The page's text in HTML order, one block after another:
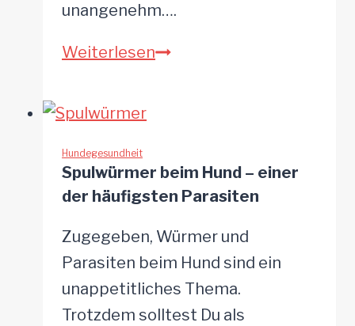
unangenehm….
WeiterlesenHakenwürmer
Gast
im
Darm
Hundegesundheit
Spulwürmer beim Hund – einer
der häufigsten Parasiten
Zugegeben, Würmer und
Parasiten beim Hund sind ein
unappetitliches Thema.
Trotzdem solltest Du als